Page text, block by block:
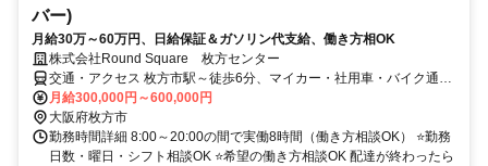
バー)
月給30万～60万円、日給保証＆ガソリン代支給、働き方相OK
株式会社Round Square 枚方センター
交通・アクセス 枚方市駅～徒歩6分、マイカー・社用車・バイク通勤
OK
月給300,000円～600,000円
大阪府枚方市
勤務時間詳細 8:00～20:00の間で実働8時間（働き方相談OK） ⭐勤務
日数・曜日・シフト相談OK ⭐希望の働き方相談OK 配達が終わったら